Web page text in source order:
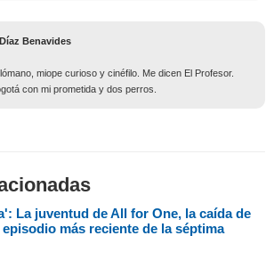
Benavides
miope curioso y cinéfilo. Me dicen El Profesor.
con mi prometida y dos perros.
La juventud de All for One, la caída de
más reciente de la séptima